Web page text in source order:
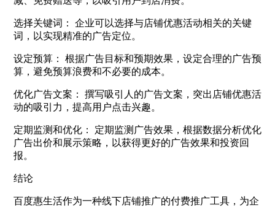
选择关键词： 企业可以选择与店铺优惠活动相关的关键
词，以实现精准的广告定位。
设定预算： 根据广告目标和预期效果，设定合理的广告预
算，避免预算浪费和不必要的成本。
优化广告文案： 撰写吸引人的广告文案，突出店铺优惠活
动的吸引力，提高用户点击兴趣。
定期监测和优化： 定期监测广告效果，根据数据分析优化
广告出价和展示策略，以获得更好的广告效果和投资回
报。
结论
百度惠生活作为一种线下店铺推广的付费推广工具，为企